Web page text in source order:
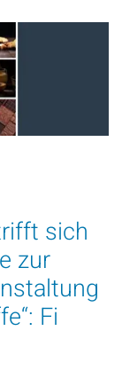
sich
zur
Fi